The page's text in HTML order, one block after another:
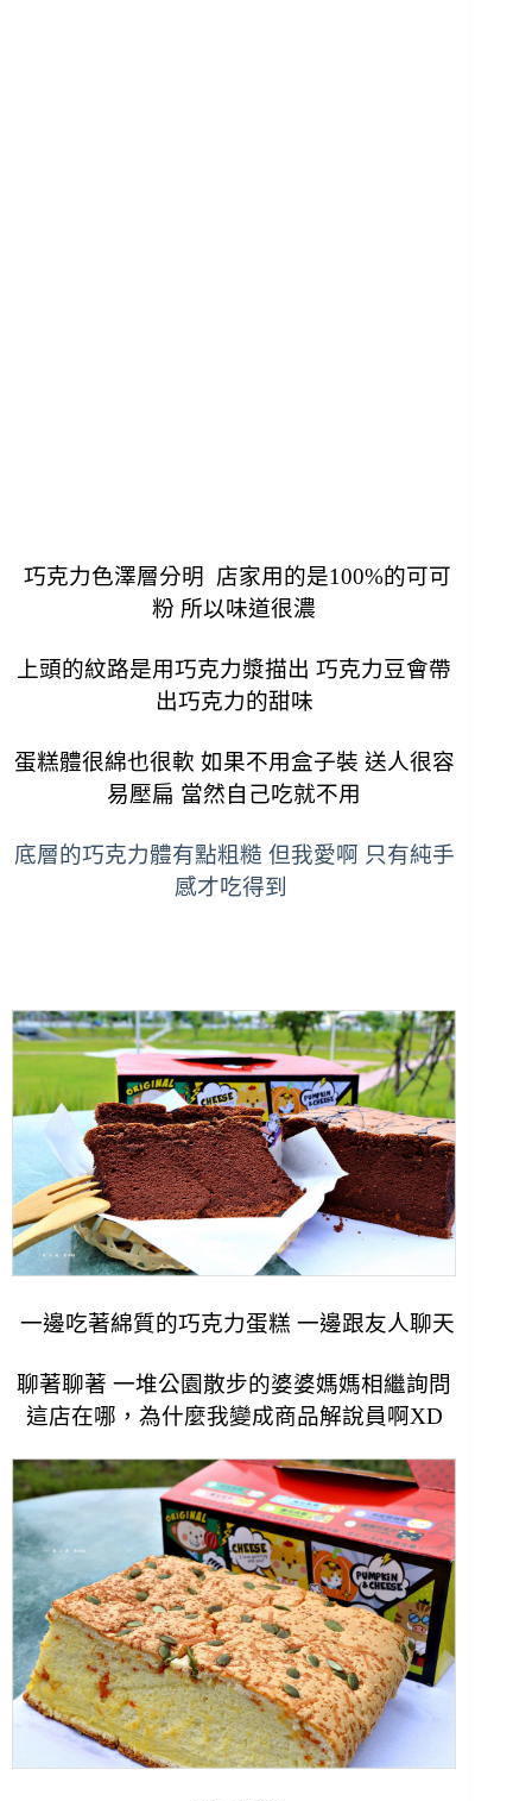
巧克力色澤層分明 店家用的是100%的可可
粉 所以味道很濃
上頭的紋路是用巧克力漿描出 巧克力豆會帶
出巧克力的甜味
蛋糕體很綿也很軟 如果不用盒子裝 送人很容
易壓扁 當然自己吃就不用
底層的巧克力體有點粗糙 但我愛啊 只有純手
感才吃得到
一邊吃著綿質的巧克力蛋糕 一邊跟友人聊天
聊著聊著 一堆公園散步的婆婆媽媽相繼詢問
這店在哪， 為什麼我變成商品解說員啊XD